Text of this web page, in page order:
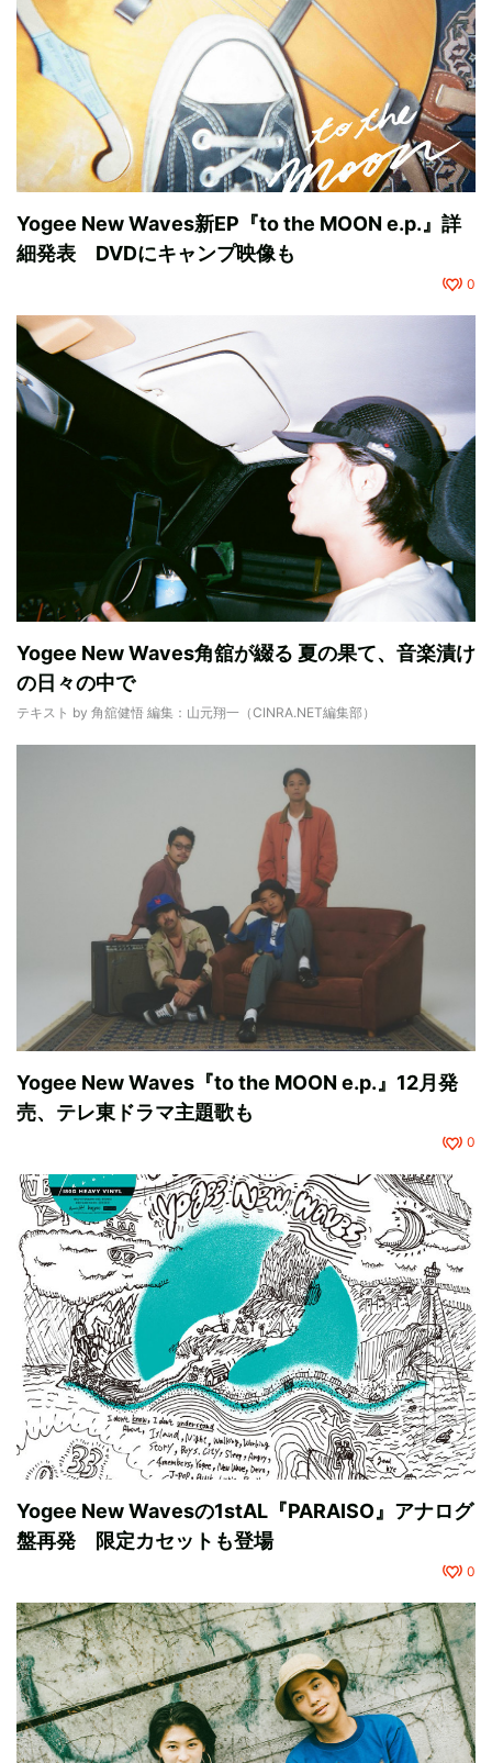
Yogee New Waves新EP『to the MOON e.p.』詳
細発表 DVDにキャンプ映像も
0
Yogee New Waves角舘が綴る 夏の果て、音楽漬け
の日々の中で
テキスト by 角舘健悟 編集：山元翔一（CINRA.NET編集部）
Yogee New Waves『to the MOON e.p.』12月発
売、テレ東ドラマ主題歌も
0
Yogee New Wavesの1stAL『PARAISO』アナログ
盤再発 限定カセットも登場
0